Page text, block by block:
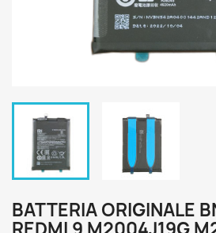
BATTERIA ORIGINALE